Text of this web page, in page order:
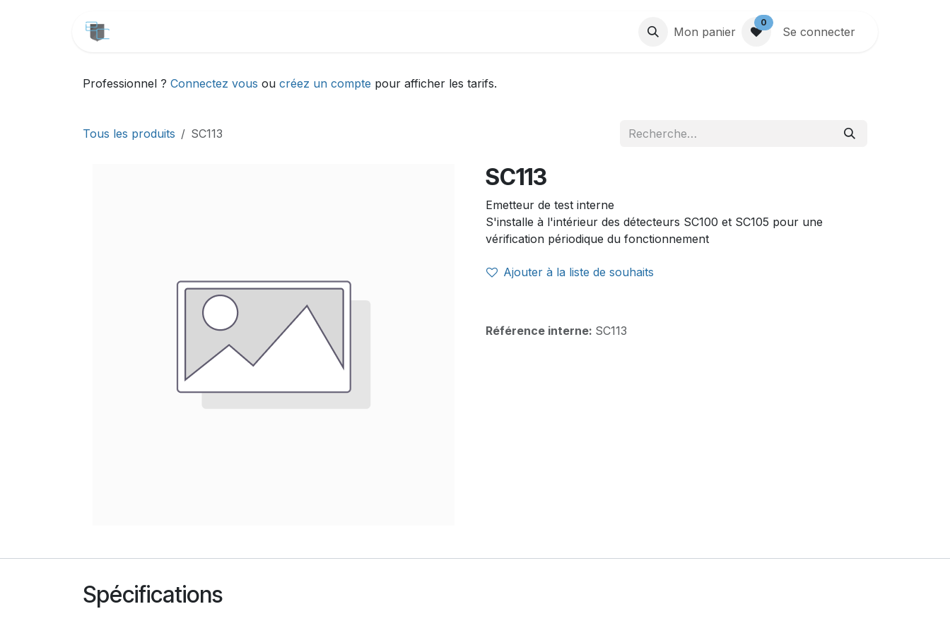
Mon panier
0
Se connecter
Professionnel ? Connectez vous ou créez un compte pour afficher les tarifs.
Tous les produits SC113
SC113
Emetteur de test interne
S'installe à l'intérieur des détecteurs SC100 et SC105 pour une
vérification périodique du fonctionnement
Ajouter à la liste de souhaits
Référence interne: SC113
Spécifications